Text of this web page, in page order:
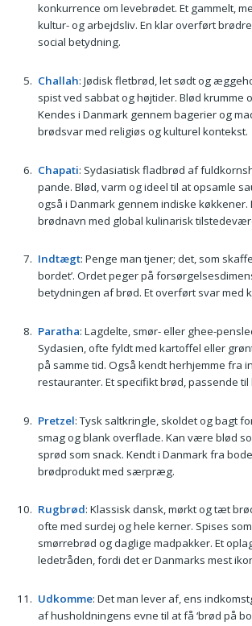
konkurrence om levebrødet. Et gammelt,
kultur- og arbejdsliv. En klar overført
social betydning.
Challah: Jødisk fletbrød, let sødt og
spist ved sabbat og højtider. Blød krumme
Kendes i Danmark gennem bagerier og
brødsvar med religiøs og kulturel kontekst.
Chapati: Sydasiatisk fladbrød af
pande. Blød, varm og ideel til at opsamle
også i Danmark gennem indiske køkkener.
brødnavn med global kulinarisk
Indtægt: Penge man tjener; det, som
bordet’. Ordet peger på
betydningen af brød. Et overført svar med
Paratha: Lagdelte, smør- eller ghee-
Sydasien, ofte fyldt med kartoffel eller
på samme tid. Også kendt herhjemme fra
restauranter. Et specifikt brød, passende
Pretzel: Tysk saltkringle, skoldet og bagt
smag og blank overflade. Kan være blød
sprød som snack. Kendt i Danmark fra
brødprodukt med særpræg.
Rugbrød: Klassisk dansk, mørkt og tæt
ofte med surdej og hele kerner. Spises
smørrebrød og daglige madpakker. Et
ledetråden, fordi det er Danmarks mest
Udkomme: Det man lever af, ens
af husholdningens evne til at få ‘brød på